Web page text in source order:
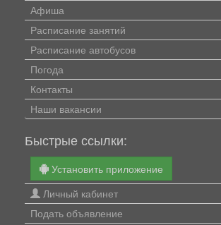
Афиша
Расписание занятий
Расписание автобусов
Погода
Контакты
Наши вакансии
Быстрые ссылки:
Установить приложение
Личный кабинет
Подать объявление